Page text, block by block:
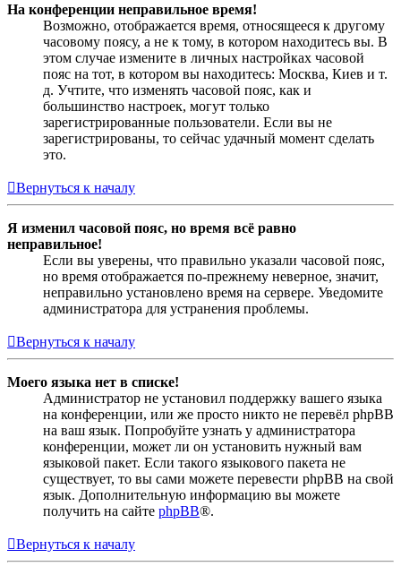
На конференции неправильное время!
Возможно, отображается время, относящееся к другому
часовому поясу, а не к тому, в котором находитесь вы. В
этом случае измените в личных настройках часовой
пояс на тот, в котором вы находитесь: Москва, Киев и т.
д. Учтите, что изменять часовой пояс, как и
большинство настроек, могут только
зарегистрированные пользователи. Если вы не
зарегистрированы, то сейчас удачный момент сделать
это.
Вернуться к началу
Я изменил часовой пояс, но время всё равно
неправильное!
Если вы уверены, что правильно указали часовой пояс,
но время отображается по-прежнему неверное, значит,
неправильно установлено время на сервере. Уведомите
администратора для устранения проблемы.
Вернуться к началу
Моего языка нет в списке!
Администратор не установил поддержку вашего языка
на конференции, или же просто никто не перевёл phpBB
на ваш язык. Попробуйте узнать у администратора
конференции, может ли он установить нужный вам
языковой пакет. Если такого языкового пакета не
существует, то вы сами можете перевести phpBB на свой
язык. Дополнительную информацию вы можете
получить на сайте phpBB®.
Вернуться к началу